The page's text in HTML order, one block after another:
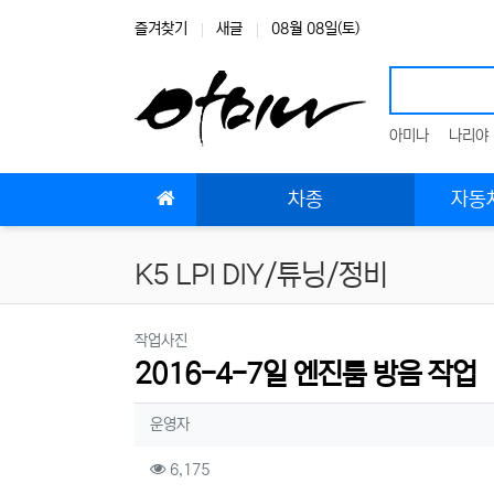
즐겨찾기 새글 08월 08일(토)
아미나 나리야
차종 자동
K5 LPI DIY/튜닝/정비
작업사진
2016-4-7일 엔진룸 방음 작업
작성자 정보
운영자작성
컨텐츠 정보
6,175조회